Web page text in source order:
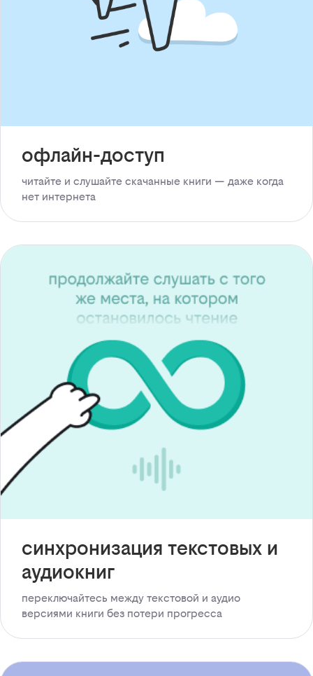
офлайн-доступ
читайте и слушайте скачанные книги — даже когда
нет интернета
синхронизация текстовых и
аудиокниг
переключайтесь между текстовой и аудио
версиями книги без потери прогресса